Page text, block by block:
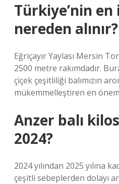
Türkiye’nin en
nereden alınır?
Eğriçayır Yaylası Mersin
2500 metre rakımdadır.
çiçek çeşitliliği balımızın
mükemmelleştiren en
Anzer balı
2024?
2024 yılından 2025 yılına
çeşitli sebeplerden dolayı